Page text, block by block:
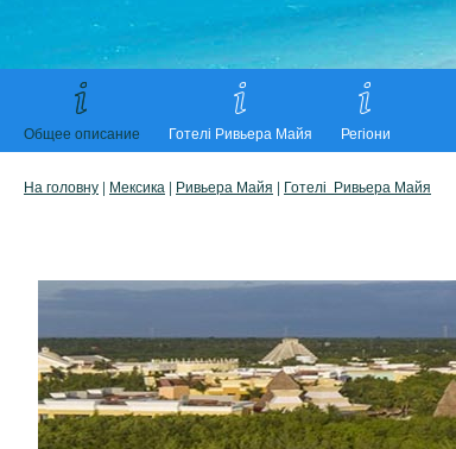
Общее описание Готелі Ривьера Майя Регіони
На головну | Мексика | Ривьера Майя | Готелі Ривьера Майя